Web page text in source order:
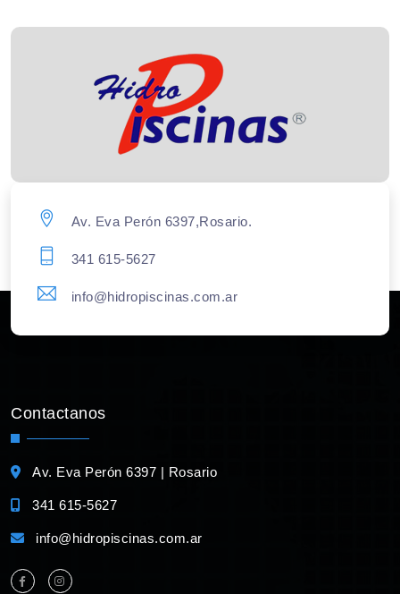
Av. Eva Perón 6397,Rosario.
341 615-5627
info@hidropiscinas.com.ar
Contactanos
Av. Eva Perón 6397 | Rosario
341 615-5627
info@hidropiscinas.com.ar